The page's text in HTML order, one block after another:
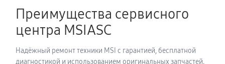
Преимущества сервисного
центра MSIASC
Надёжный ремонт техники MSI с гарантией, бесплатной
диагностикой и использованием оригинальных запчастей.